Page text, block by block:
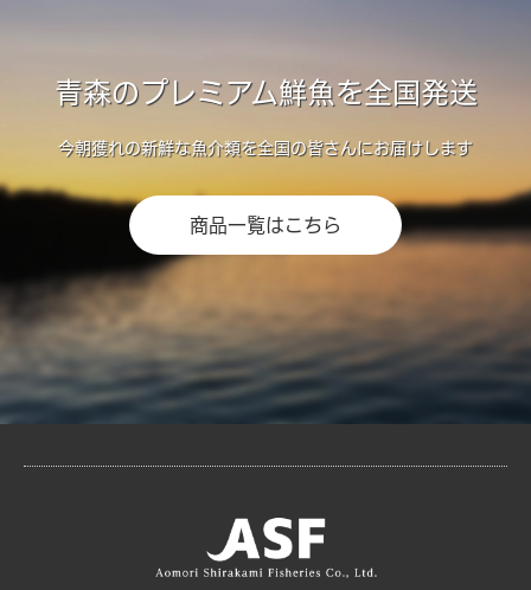
青森のプレミアム鮮魚を全国発送
今朝獲れの新鮮な魚介類を全国の皆さんにお届けします
商品一覧はこちら